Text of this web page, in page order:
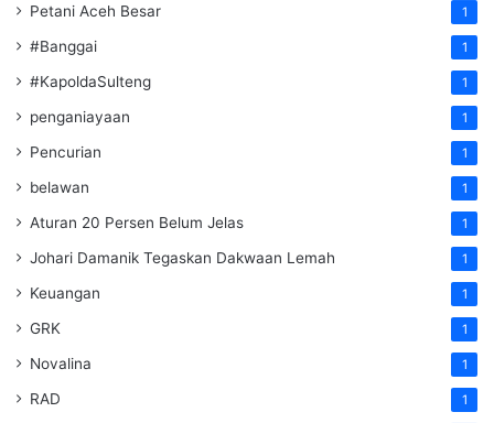
Petani Aceh Besar 1
#Banggai 1
#KapoldaSulteng 1
penganiayaan 1
Pencurian 1
belawan 1
Aturan 20 Persen Belum Jelas 1
Johari Damanik Tegaskan Dakwaan Lemah 1
Keuangan 1
GRK 1
Novalina 1
RAD 1